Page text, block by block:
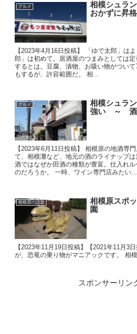
グルメ
相模シュラ
おかずに昇
【2023年4月16日投稿】 「ゆで太郎」は
郎」は初めて。居酒屋のつまみとしては
するとは。豆腐、漬物、お吸い物がつい
もするが、許容範囲だ。 相...
グルメ
相模シュラ
強い ～ 酒
【2023年6月11日投稿】 相模原の地酒専
て、相模灘など、地元の酒のライナップ
酒ではなぜか田酒の種類が豊富。仕入れ
のだろうか。 一時、ワイン専門店みたい...
相模原の話題
相模原スポ
園
【2023年11月19日投稿】【2021年11月3
が、恐竜の乗り物がマニアックです。 相
スポンサーリン